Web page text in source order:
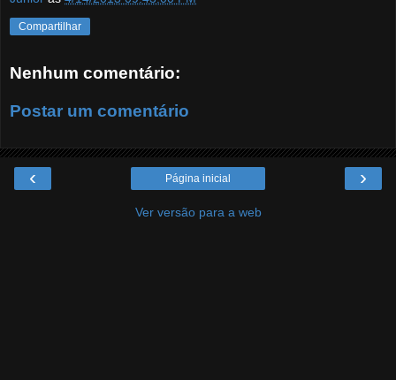
Compartilhar
Nenhum comentário:
Postar um comentário
‹ ›
Página inicial
Ver versão para a web